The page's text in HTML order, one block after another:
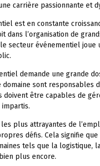
carrière passionnante et
est en constante
dans l’organisation de
secteur événementiel
demande une grande
sont responsables
doivent être capables de
plus attrayantes de
défis. Cela signifie
tels que la logistique,
plus encore.